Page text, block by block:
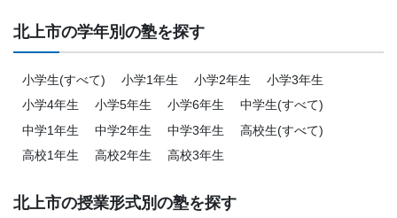
北上市の学年別の塾を探す
小学生(すべて) 小学1年生 小学2年生
小学3年生
小学4年生
小学5年生 小学6年生
中学生(すべて)
中学1年生
中学2年生 中学3年生
高校生(すべて)
高校1年生
高校2年生 高校3年生
北上市の授業形式別の塾を探す